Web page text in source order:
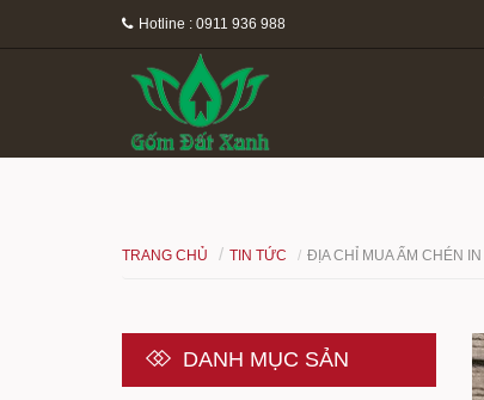
Hotline : 0911 936 988
TRANG CHỦ TIN TỨC ĐỊA CHỈ MUA ẤM CHÉN IN
DANH MỤC SẢN